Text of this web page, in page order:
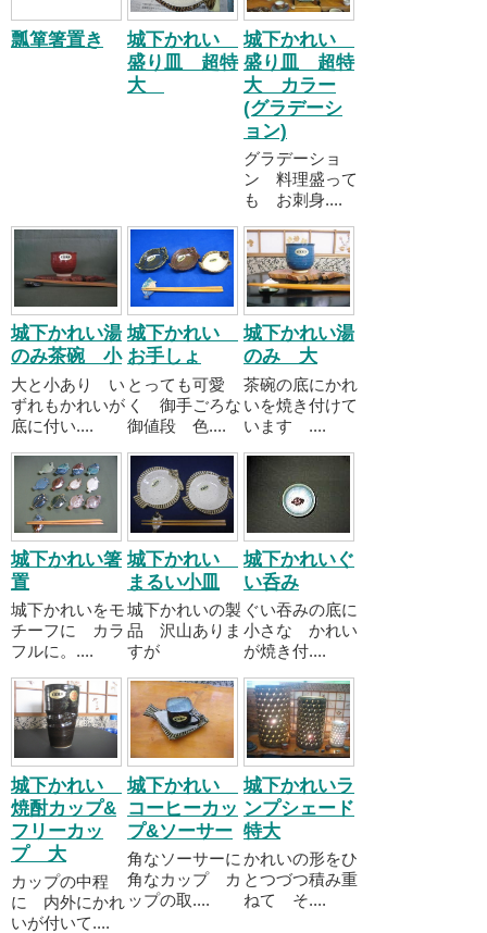
瓢箪箸置き
城下かれい
盛り皿 超特
大
城下かれい
盛り皿 超特
大 カラー
(グラデーシ
ョン)
グラデーショ
ン 料理盛って
も お刺身....
城下かれい湯
のみ茶碗 小
大と小あり い
ずれもかれいが
底に付い....
城下かれい
お手しょ
とっても可愛
く 御手ごろな
御値段 色....
城下かれい湯
のみ 大
茶碗の底にかれ
いを焼き付けて
います ....
城下かれい箸
置
城下かれいをモ
チーフに カラ
フルに。....
城下かれい
まるい小皿
城下かれいの製
品 沢山ありま
すが
城下かれいぐ
い呑み
ぐい吞みの底に
小さな かれい
が焼き付....
城下かれい
焼酎カップ&
フリーカッ
プ 大
カップの中程
に 内外にかれ
いが付いて....
城下かれい
コーヒーカッ
プ&ソーサー
角なソーサーに
角なカップ カ
ップの取....
城下かれいラ
ンプシェード
特大
かれいの形をひ
とつづつ積み重
ねて そ....